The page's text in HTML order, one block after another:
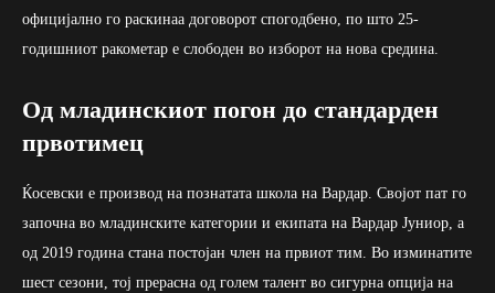
официјално го раскинаа договорот спогодбено, по што 25-
годишниот ракометар е слободен во изборот на нова средина.
Од младинскиот погон до стандарден
првотимец
Ќосевски е производ на познатата школа на Вардар. Својот пат го
започна во младинските категории и екипата на Вардар Јуниор, а
од 2019 година стана постојан член на првиот тим. Во изминатите
шест сезони, тој прерасна од голем талент во сигурна опција на